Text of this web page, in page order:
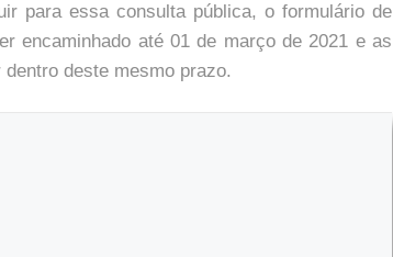
para essa consulta pública, o formulário de
encaminhado até 01 de março de 2021 e as
deste mesmo prazo.